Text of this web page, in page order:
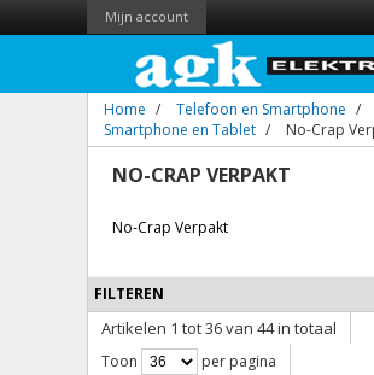
Mijn account
Home / Telefoon en Smartphone /
Smartphone en Tablet / No-Crap
NO-CRAP VERPAKT
No-Crap Verpakt
FILTEREN
Artikelen 1 tot 36 van 44 in totaal
Toon
per pagina